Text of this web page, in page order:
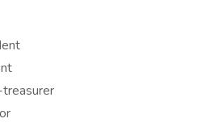
treasurer